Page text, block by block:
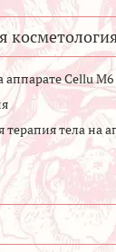
аппарате Cellu
терапия тела на